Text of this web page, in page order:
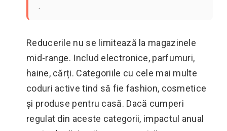
.
Reducerile nu se limitează la magazinele
mid-range. Includ electronice, parfumuri,
haine, cărți. Categoriile cu cele mai multe
coduri active tind să fie fashion, cosmetice
și produse pentru casă. Dacă cumperi
regulat din aceste categorii, impactul anual